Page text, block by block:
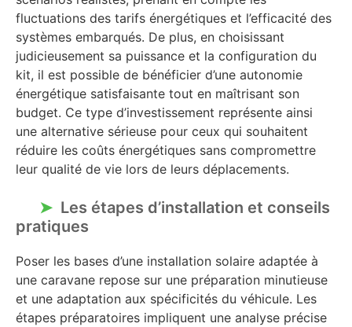
fluctuations des tarifs énergétiques et l’efficacité des
systèmes embarqués. De plus, en choisissant
judicieusement sa puissance et la configuration du
kit, il est possible de bénéficier d’une autonomie
énergétique satisfaisante tout en maîtrisant son
budget. Ce type d’investissement représente ainsi
une alternative sérieuse pour ceux qui souhaitent
réduire les coûts énergétiques sans compromettre
leur qualité de vie lors de leurs déplacements.
Les étapes d’installation et conseils
pratiques
Poser les bases d’une installation solaire adaptée à
une caravane repose sur une préparation minutieuse
et une adaptation aux spécificités du véhicule. Les
étapes préparatoires impliquent une analyse précise